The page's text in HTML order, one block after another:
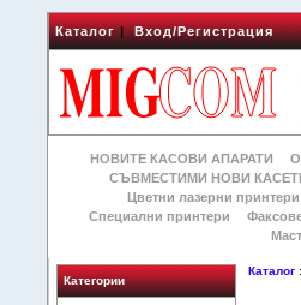
Каталог|Вход/Регистрация
НОВИТЕ КАСОВИ АПАРАТИ
СЪВМЕСТИМИ НОВИ
Цветни лазерни принтери
Специални принтери
Категории
Каталог